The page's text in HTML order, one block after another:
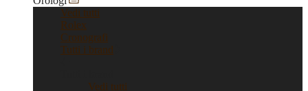
Vedi tutti
Rolex
Cronografi
Tutti i brand
Vedi tutti